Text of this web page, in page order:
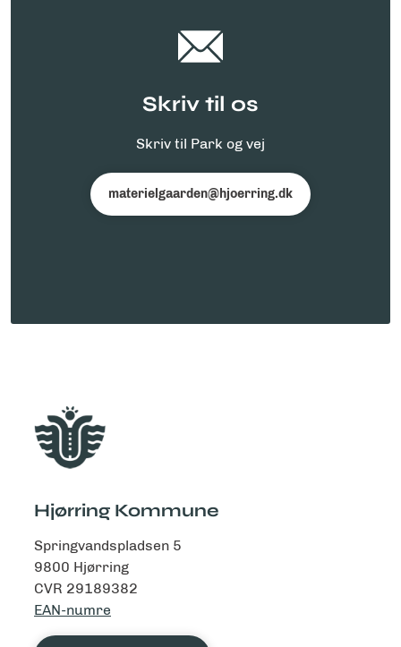
Skriv til os
Skriv til Park og vej
materielgaarden@hjoerring.dk
Hjørring Kommune
Springvandspladsen 5
9800 Hjørring
CVR 29189382
EAN-numre